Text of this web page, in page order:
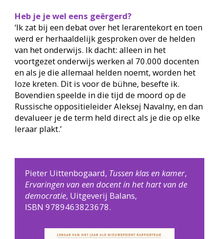
Pieter Uittenbogaard, Tussen klas en kamer,
Ervaringen van een docent in het hart van de
democratie, Uitgeverij Balans,
ISBN 9789463823678.
Heb je je wel eens geërgerd?
‘Ik zat bij een debat over het lerarentekort en toen
werd er herhaaldelijk gesproken over de helden
van het onderwijs. Ik dacht: alleen in het
voortgezet onderwijs werken al 70.000 docenten
en als je die allemaal helden noemt, worden het
loze kreten. Dit is voor de bühne, besefte ik.
Bovendien speelde in die tijd de moord op de
Russische oppositieleider Aleksej Navalny, en dan
devalueer je de term held direct als je die op elke
leraar plakt.’